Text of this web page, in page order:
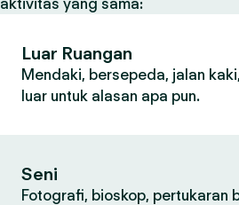
aktivitas yang sama:
Luar Ruangan
Mendaki, bersepeda, jalan
luar untuk alasan apa pun.
Seni
Fotografi, bioskop, pertukaran